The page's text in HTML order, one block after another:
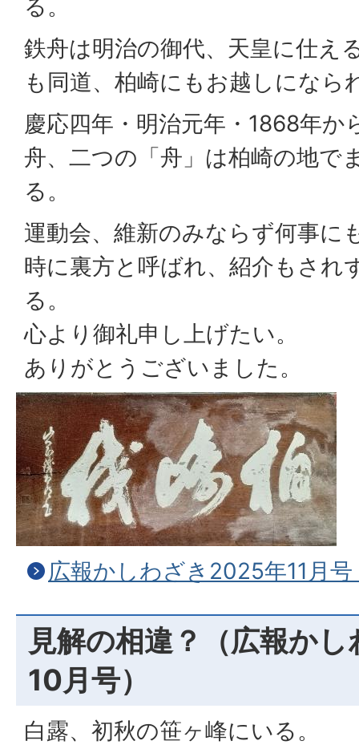
る。
鉄舟は明治の御代、天皇に仕え
も同道、柏崎にもお越しになら
慶応四年・明治元年・1868年か
舟、二つの「舟」は柏崎の地で
る。
運動会、維新のみならず何事に
時に裏方と呼ばれ、紹介もされ
る。
心より御礼申し上げたい。
ありがとうございました。
広報かしわざき2025年11月
見解の相違？（広報か
10月号）
白露、初秋の笹ヶ峰にいる。